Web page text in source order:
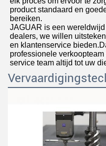
product standaard en
bereiken.
JAGUAR is een
dealers, we willen
en klantenservice
professionele
service team altijd tot uw